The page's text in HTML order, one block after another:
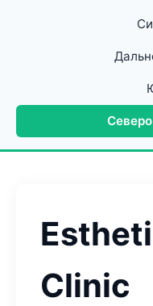
Clinic